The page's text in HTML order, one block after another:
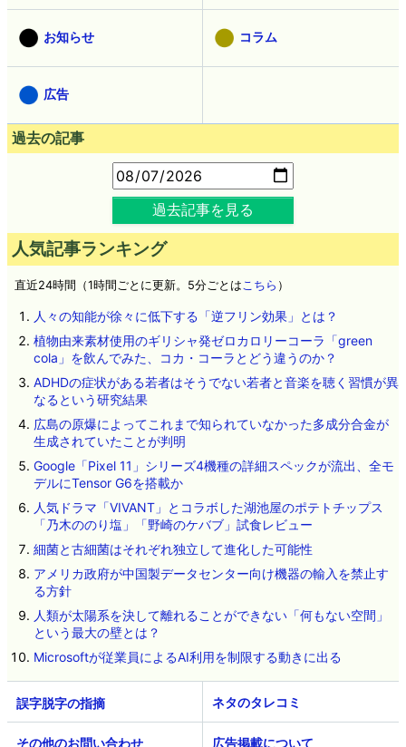
お知らせ コラム
広告
過去の記事
過去記事を見る
人気記事ランキング
直近24時間（1時間ごとに更新。5分ごとは こちら ）
人々の知能が徐々に低下する「逆フリン効果」とは？
植物由来素材使用のギリシャ発ゼロカロリーコーラ「green
cola」を飲んでみた、コカ・コーラとどう違うのか？
ADHDの症状がある若者はそうでない若者と音楽を聴く習慣が異
なるという研究結果
広島の原爆によってこれまで知られていなかった多成分合金が
生成されていたことが判明
Google「Pixel 11」シリーズ4機種の詳細スペックが流出、全モ
デルにTensor G6を搭載か
人気ドラマ「VIVANT」とコラボした湖池屋のポテトチップス
「乃木ののり塩」「野崎のケバブ」試食レビュー
細菌と古細菌はそれぞれ独立して進化した可能性
アメリカ政府が中国製データセンター向け機器の輸入を禁止す
る方針
人類が太陽系を決して離れることができない「何もない空間」
という最大の壁とは？
Microsoftが従業員によるAI利用を制限する動きに出る
ネタのタレコミ
その他のお問い合わせ 広告掲載について